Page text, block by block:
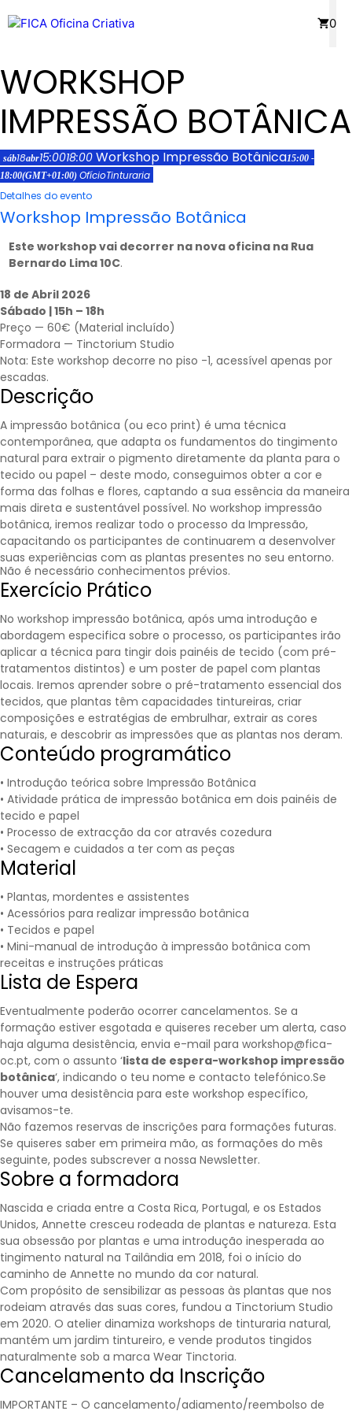
para
conteúdo
0
WORKSHOP
IMPRESSÃO BOTÂNICA
sáb18abr15:0018:00 Workshop Impressão Botânica15:00 -
18:00(GMT+01:00) OfícioTinturaria
Detalhes do evento
Workshop Impressão Botânica
Este workshop vai decorrer na nova oficina na Rua
Bernardo Lima 10C.
18 de Abril 2026
Sábado | 15h – 18h
Preço — 60€ (Material incluído)
Formadora — Tinctorium Studio
Nota: Este workshop decorre no piso -1, acessível apenas por
escadas.
Descrição
A impressão botânica (ou eco print) é uma técnica
contemporânea, que adapta os fundamentos do tingimento
natural para extrair o pigmento diretamente da planta para o
tecido ou papel – deste modo, conseguimos obter a cor e
forma das folhas e flores, captando a sua essência da maneira
mais direta e sustentável possível. No workshop impressão
botânica, iremos realizar todo o processo da Impressão,
capacitando os participantes de continuarem a desenvolver
suas experiências com as plantas presentes no seu entorno.
Não é necessário conhecimentos prévios.
Exercício Prático
No workshop impressão botânica, após uma introdução e
abordagem especifica sobre o processo, os participantes irão
aplicar a técnica para tingir dois painéis de tecido (com pré-
tratamentos distintos) e um poster de papel com plantas
locais. Iremos aprender sobre o pré-tratamento essencial dos
tecidos, que plantas têm capacidades tintureiras, criar
composições e estratégias de embrulhar, extrair as cores
naturais, e descobrir as impressões que as plantas nos deram.
Conteúdo programático
• Introdução teórica sobre Impressão Botânica
• Atividade prática de impressão botânica em dois painéis de
tecido e papel
• Processo de extracção da cor através cozedura
• Secagem e cuidados a ter com as peças
Material
• Plantas, mordentes e assistentes
• Acessórios para realizar impressão botânica
• Tecidos e papel
• Mini-manual de introdução à impressão botânica com
receitas e instruções práticas
Lista de Espera
Eventualmente poderão ocorrer cancelamentos. Se a
formação estiver esgotada e quiseres receber um alerta, caso
haja alguma desistência, envia e-mail para workshop@fica-
oc.pt, com o assunto ‘lista de espera-workshop impressão
botânica‘, indicando o teu nome e contacto telefónico.Se
houver uma desistência para este workshop específico,
avisamos-te.
Não fazemos reservas de inscrições para formações futuras.
Se quiseres saber em primeira mão, as formações do mês
seguinte, podes subscrever a nossa Newsletter.
Sobre a formadora
Nascida e criada entre a Costa Rica, Portugal, e os Estados
Unidos, Annette cresceu rodeada de plantas e natureza. Esta
sua obsessão por plantas e uma introdução inesperada ao
tingimento natural na Tailândia em 2018, foi o início do
caminho de Annette no mundo da cor natural.
Com propósito de sensibilizar as pessoas às plantas que nos
rodeiam através das suas cores, fundou a Tinctorium Studio
em 2020. O atelier dinamiza workshops de tinturaria natural,
mantém um jardim tintureiro, e vende produtos tingidos
naturalmente sob a marca Wear Tinctoria.
Cancelamento da Inscrição
IMPORTANTE – O cancelamento/adiamento/reembolso de